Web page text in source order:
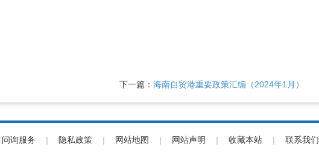
下一篇： 海南自贸港重要政策汇编（2024年1月）
问询服务 | 隐私政策 | 网站地图 | 网站声明 | 收藏本站 | 联系我们